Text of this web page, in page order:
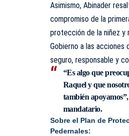
Asimismo, Abinader
compromiso de la
protección de la niñez
Gobierno a las acciones
seguro, responsable y
“Es algo que
Raquel y que
también
mandatario.
Sobre el Plan de
Pedernales: